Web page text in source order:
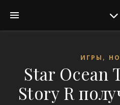
ИГРЫ ,
Star Ocean
Story R